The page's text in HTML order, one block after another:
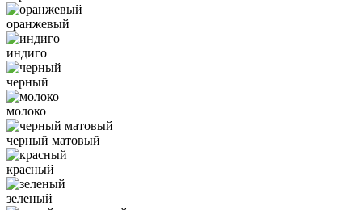
оранжевый
индиго
черный
молоко
черный матовый
красный
зеленый